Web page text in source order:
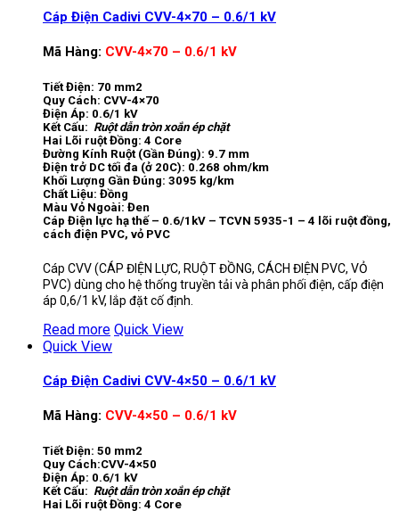
Cáp Điện Cadivi CVV-4×70 – 0.6/1 kV
Mã Hàng: CVV-4×70 – 0.6/1 kV
Tiết Điện: 70 mm2
Quy Cách: CVV-4×70
Điện Áp: 0.6/1 kV
Kết Cấu: Ruột dẫn tròn xoắn ép chặt
Hai Lõi ruột Đồng: 4 Core
Đường Kính Ruột (Gần Đúng): 9.7 mm
Điện trở DC tối đa (ở 20C): 0.268 ohm/km
Khối Lượng Gần Đúng: 3095 kg/km
Chất Liệu: Đồng
Màu Vỏ Ngoài: Đen
Cáp Điện lực hạ thế – 0.6/1kV – TCVN 5935-1 – 4 lõi ruột đồng,
cách điện PVC, vỏ PVC
Cáp CVV (CÁP ĐIỆN LỰC, RUỘT ĐỒNG, CÁCH ĐIỆN PVC, VỎ
PVC) dùng cho hệ thống truyền tải và phân phối điện, cấp điện
áp 0,6/1 kV, lắp đặt cố định.
Read more Quick View
Quick View
Cáp Điện Cadivi CVV-4×50 – 0.6/1 kV
Mã Hàng: CVV-4×50 – 0.6/1 kV
Tiết Điện: 50 mm2
Quy Cách:CVV-4×50
Điện Áp: 0.6/1 kV
Kết Cấu: Ruột dẫn tròn xoắn ép chặt
Hai Lõi ruột Đồng: 4 Core